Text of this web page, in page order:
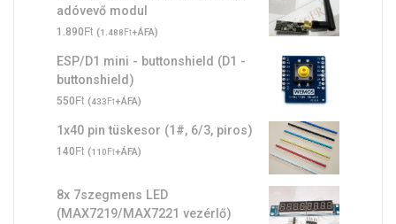
adóvevő modul
1.890Ft (1.488Ft+ÁFA)
ESP/D1 mini - buttonshield (D1 -
buttonshield)
550Ft (433Ft+ÁFA)
1x40 pin tüskesor (1#, 6/3, piros)
140Ft (110Ft+ÁFA)
8x 7szegmens LED
(MAX7219/MAX7221 vezérlő)